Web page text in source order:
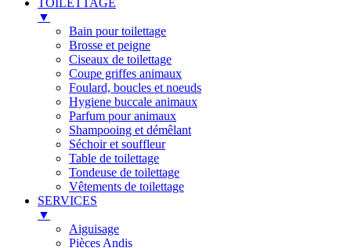
TOILETTAGE
▼
Bain pour toilettage
Brosse et peigne
Ciseaux de toilettage
Coupe griffes animaux
Foulard, boucles et noeuds
Hygiene buccale animaux
Parfum pour animaux
Shampooing et démêlant
Séchoir et souffleur
Table de toilettage
Tondeuse de toilettage
Vêtements de toilettage
SERVICES
▼
Aiguisage
Pièces Andis